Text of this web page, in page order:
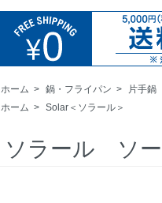
ホーム > 鍋・フライパン >
片手鍋
ホーム > Solar＜ソラール＞
ソラール ソ